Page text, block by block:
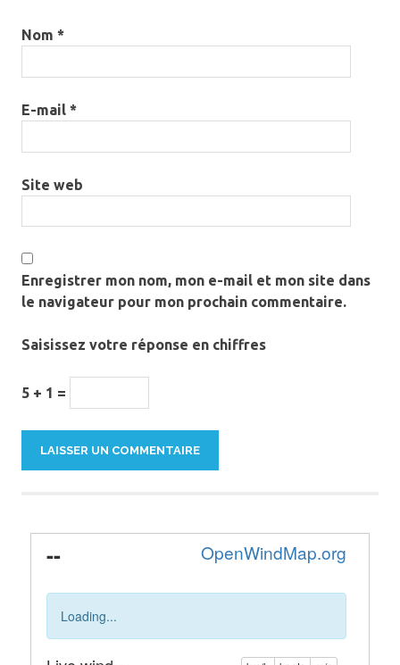
Nom *
E-mail *
Site web
Enregistrer mon nom, mon e-mail et mon site dans
le navigateur pour mon prochain commentaire.
Saisissez votre réponse en chiffres
5 + 1 =